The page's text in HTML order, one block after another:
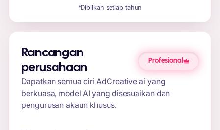
*Dibilkan setiap tahun
Rancangan
perusahaan
Profesional
Dapatkan semua ciri AdCreative.ai yang
berkuasa, model AI yang disesuaikan dan
pengurusan akaun khusus.